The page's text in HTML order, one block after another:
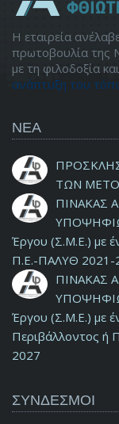
Η εταιρεία
πρωτοβουλία της
με τη φιλοδοξία
ανάπτυξη του
ΝΕΑ
ΤΩΝ
ΠΙΝΑΚΑΣ
Έργου (Σ.Μ.Ε.) με
Π.Ε.-ΠΑΛΥΘ 2021-
ΠΙΝΑΚΑΣ
Έργου (Σ.Μ.Ε.) με
Περιβάλλοντος ή
2027
ΣΥΝΔΕΣΜΟΙ